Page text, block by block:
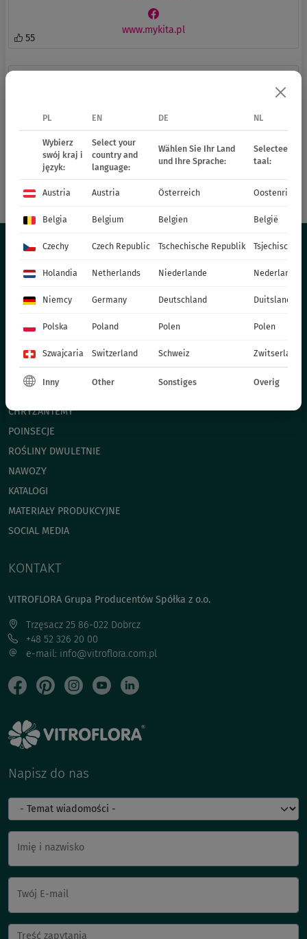
www.mykita.pl
55
Partyzancka 4
+48 605 453 029
+48 77 4742 022
info@mularz.pl
mularz.pl
24
OFERTA
TRAWY
ROŚLINY RABATOWE - WIOSENNE
CHRYZANTEMY
POINSECJE
ROŚLINY DWULETNIE
NAWOZY
KATALOGI
MATERIAŁY PRODUKCYJNE
SOCIAL MEDIA
KONTAKT
VITROFLORA Grupa Producentów Spółka z o.o.
Trzęsacz 25 86-022 Dobrcz
+48 52 326 20 00
e-mail: info@vitroflora.com.pl
Napisz do nas
Imię i nazwisko
Twój E-mail
PL EN DE NL
Wybierz
swój kraj i
język:
Select your
country and
language:
Wählen Sie Ihr Land
und Ihre Sprache:
Selecteer uw
taal:
Austria Austria Österreich Oostenrijk
Belgia Belgium Belgien België
Czechy Czech Republic Tschechische Republik Tsjechische
Holandia Netherlands Niederlande Nederland
Niemcy Germany Deutschland Duitsland
Polska Poland Polen Polen
Szwajcaria Switzerland Schweiz Zwitserland
Inny Other Sonstiges Overig